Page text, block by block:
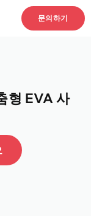
문의하기
형 EVA 사